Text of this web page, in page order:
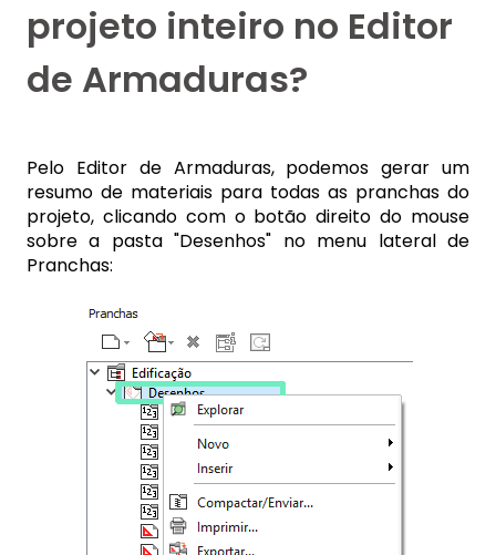
projeto inteiro no Editor
de Armaduras?
Pelo Editor de Armaduras, podemos gerar um
resumo de materiais para todas as pranchas do
projeto, clicando com o botão direito do mouse
sobre a pasta "Desenhos" no menu lateral de
Pranchas: